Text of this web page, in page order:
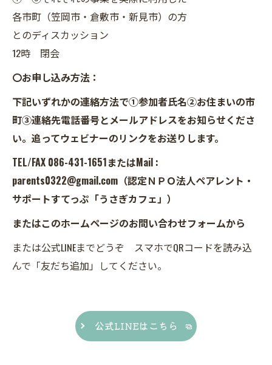
各市町（笠岡市・倉敷市・新見市）の方
とのディスカッション
12時 閉会
〇お申し込み方法：
下記いずれかの連絡方法で①参加者氏名②お住まいの市
町③連絡先電話番号とメールアドレスをお知らせくださ
い。追ってウェビナーのリンクをお送りします。
TEL/FAX 086-431-1651またはMail :
parents0322@gmail.com（認定ＮＰＯ法人ペアレント・
サポートすてっぷ「うさぎカフェ」）
またはこのホームページのお問い合わせフォームから
または公式LINEまでどうぞ スマホでQRコードを読み込
んで「友だち追加」してください。
公式LINEはこちら